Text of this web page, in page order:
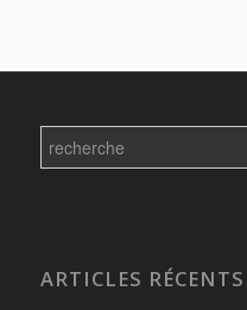
Search
for:
ARTICLES RÉCENTS